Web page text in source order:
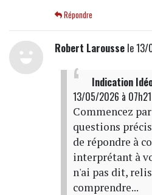
Répondre
Robert Laroussele 13/
Indication
13/05/2026 à 07h21
Commencez
questions
de répondre à
interprétant à
n'ai pas dit,
comprendre...